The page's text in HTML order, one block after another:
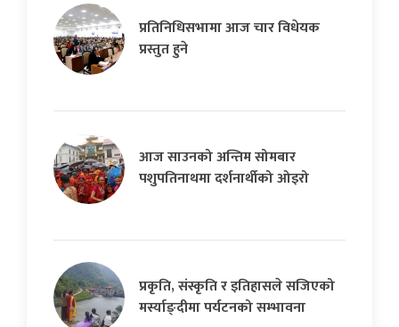
प्रतिनिधिसभामा आज चार विधेयक
प्रस्तुत हुने
आज साउनको अन्तिम सोमबार
पशुपतिनाथमा दर्शनार्थीको ओइरो
प्रकृति, संस्कृति र इतिहासले सजिएको
मर्स्याङ्दीमा पर्यटनको सम्भावना